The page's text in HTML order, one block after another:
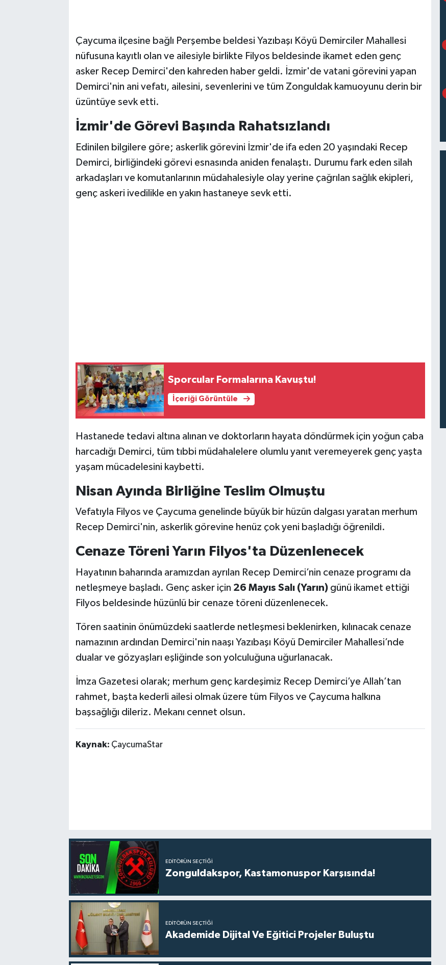
Çaycuma ilçesine bağlı Perşembe beldesi Yazıbaşı Köyü Demirciler Mahallesi
nüfusuna kayıtlı olan ve ailesiyle birlikte Filyos beldesinde ikamet eden genç
asker Recep Demirci'den kahreden haber geldi. İzmir'de vatani görevini yapan
Demirci'nin ani vefatı, ailesini, sevenlerini ve tüm Zonguldak kamuoyunu derin bir
üzüntüye sevk etti.
İzmir'de Görevi Başında Rahatsızlandı
Edinilen bilgilere göre; askerlik görevini İzmir'de ifa eden 20 yaşındaki Recep
Demirci, birliğindeki görevi esnasında aniden fenalaştı. Durumu fark eden silah
arkadaşları ve komutanlarının müdahalesiyle olay yerine çağrılan sağlık ekipleri,
genç askeri ivedilikle en yakın hastaneye sevk etti.
Sporcular Formalarına Kavuştu!
İçeriği Görüntüle
Hastanede tedavi altına alınan ve doktorların hayata döndürmek için yoğun çaba
harcadığı Demirci, tüm tıbbi müdahalelere olumlu yanıt veremeyerek genç yaşta
yaşam mücadelesini kaybetti.
Nisan Ayında Birliğine Teslim Olmuştu
Vefatıyla Filyos ve Çaycuma genelinde büyük bir hüzün dalgası yaratan merhum
Recep Demirci'nin, askerlik görevine henüz çok yeni başladığı öğrenildi.
Cenaze Töreni Yarın Filyos'ta Düzenlenecek
Hayatının baharında aramızdan ayrılan Recep Demirci’nin cenaze programı da
netleşmeye başladı. Genç asker için 26 Mayıs Salı (Yarın)günü ikamet ettiği
Filyos beldesinde hüzünlü bir cenaze töreni düzenlenecek.
Tören saatinin önümüzdeki saatlerde netleşmesi beklenirken, kılınacak cenaze
namazının ardından Demirci'nin naaşı Yazıbaşı Köyü Demirciler Mahallesi’nde
dualar ve gözyaşları eşliğinde son yolculuğuna uğurlanacak.
İmza Gazetesi olarak; merhum genç kardeşimiz Recep Demirci’ye Allah’tan
rahmet, başta kederli ailesi olmak üzere tüm Filyos ve Çaycuma halkına
başsağlığı dileriz. Mekanı cennet olsun.
Kaynak: ÇaycumaStar
EDITÖRÜN SEÇTIĞI
Zonguldakspor, Kastamonuspor Karşısında!
EDITÖRÜN SEÇTIĞI
Akademide Dijital Ve Eğitici Projeler Buluştu